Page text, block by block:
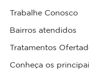
Trabalhe Conosco
Bairros atendidos
Tratamentos
Conheça os